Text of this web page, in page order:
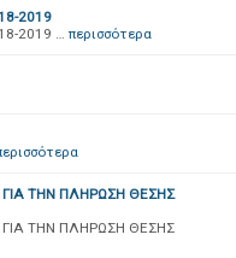
2019
2019 … περισσότερα
ΤΗΝ ΠΛΗΡΩΣΗ ΘΕΣΗΣ
ΤΗΝ ΠΛΗΡΩΣΗ ΘΕΣΗΣ